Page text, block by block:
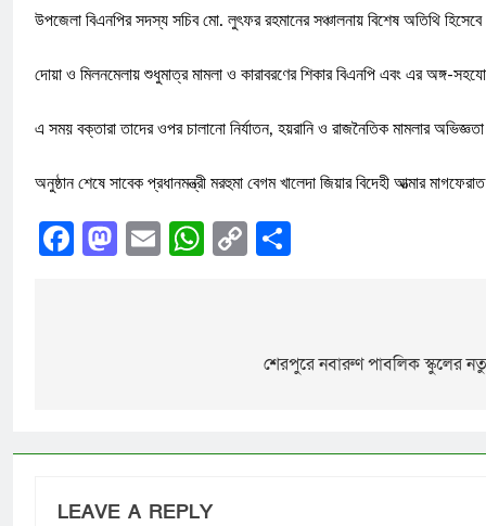
উপজেলা বিএনপির সদস্য সচিব মো. লুৎফর রহমানের সঞ্চালনায় বিশেষ অতিথি
দোয়া ও মিলনমেলায় শুধুমাত্র মামলা ও কারাবরণের শিকার বিএনপি এবং এর অঙ্গ-
এ সময় বক্তারা তাদের ওপর চালানো নির্যাতন, হয়রানি ও রাজনৈতিক মামলার
অনুষ্ঠান শেষে সাবেক প্রধানমন্ত্রী মরহুমা বেগম খালেদা জিয়ার বিদেহী আত্মার
Facebook
Mastodon
EmailWhatsApp
Copy
শেরপুরে নবারুণ পাবলিক স্কুলের
LEAVE A REPLY